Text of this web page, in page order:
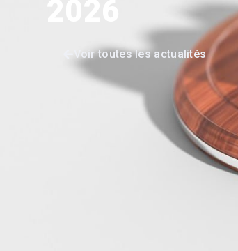
Voir toutes les actualités